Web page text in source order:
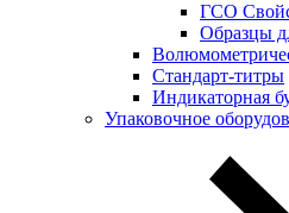
ГСО
Образцы
Стандарт-титры
Индикаторная
Упаковочное